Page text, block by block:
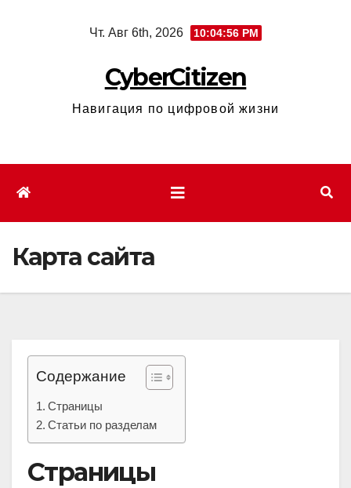
Чт. Авг 6th, 2026 10:04:57 PM
CyberCitizen
Навигация по цифровой жизни
Карта сайта
Содержание
Страницы
Статьи по разделам
Страницы